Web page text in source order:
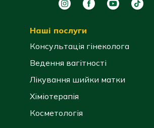
Наші послуги
Консультація гінеколога
Ведення вагітності
Лікування шийки матки
Хіміотерапія
Косметологія